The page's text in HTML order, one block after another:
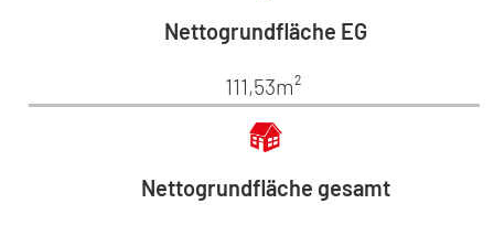
Nettogrundfläche EG
111,53m²
Nettogrundfläche gesamt